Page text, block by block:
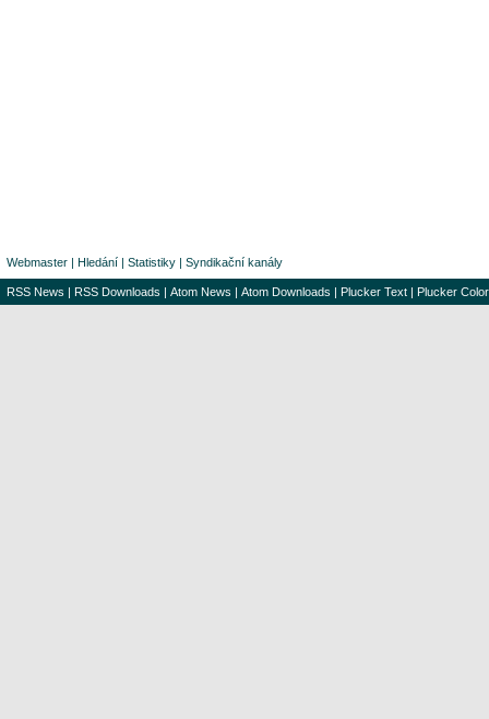
Webmaster | Hledání | Statistiky | Syndikační kanály
RSS News | RSS Downloads | Atom News | Atom Downloads | Plucker Text | Plucker Color